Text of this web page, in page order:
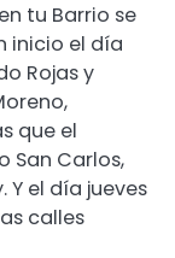
tu Barrio se
inicio el día
Rojas y
que el
San Carlos,
Y el día jueves
calles